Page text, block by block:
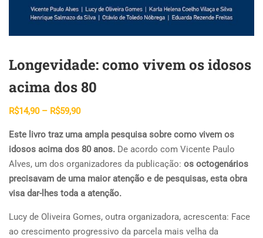
Longevidade: como vivem os idosos
acima dos 80
R$14,90 – R$59,90Faixa
preço:
R$14,90
através
R$59,90
Este livro traz uma ampla pesquisa sobre como vivem os
idosos acima dos 80 anos. De acordo com Vicente Paulo
Alves, um dos organizadores da publicação: os octogenários
precisavam de uma maior atenção e de pesquisas, esta obra
visa dar-lhes toda a atenção.
Lucy de Oliveira Gomes, outra organizadora, acrescenta: Face
ao crescimento progressivo da parcela mais velha da